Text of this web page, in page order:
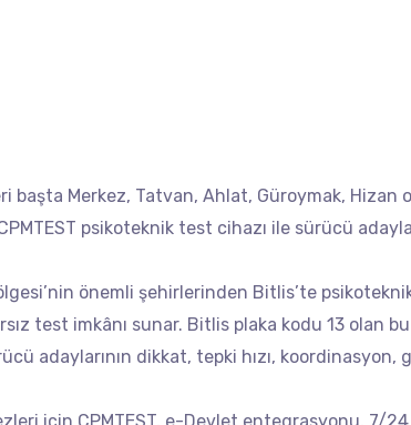
Merkez, Tatvan, Ahlat, Güroymak, Hizan
psikoteknik test cihazı ile sürücü
önemli şehirlerinden Bitlis’te
test imkânı sunar. Bitlis plaka kodu 13 olan bu
adaylarının dikkat, tepki hızı, koordinasyon,